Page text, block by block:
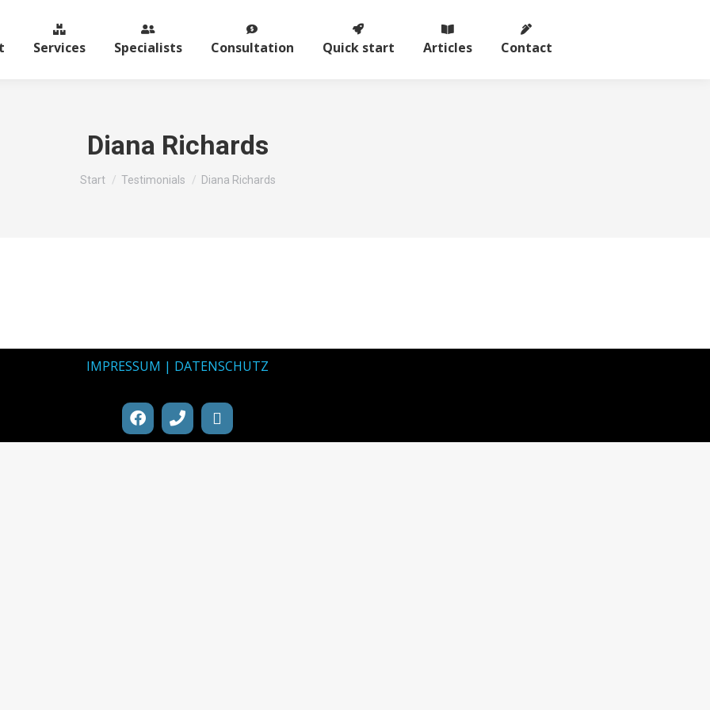
Services Specialists Consultation Quick start Articles Contact
Diana Richards
Sie befinden sich hier:
Start Testimonials Diana Richards
IMPRESSUM | DATENSCHUTZ